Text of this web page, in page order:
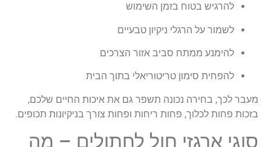
להרגיש בטוח בזמן השימוש
לשמור על הרגלי ניקיון טבעיים
להימנע ממתח סביב אזור הצרכים
להפחית סימון טריטוריאלי בתוך הבית
מעבר לכך, בחירה נכונה תשפר גם את איכות החיים שלכם,
בזכות פחות לכלוך, פחות ריחות ופחות צורך בניקיונות תכופים.
סוגי ארגזי חול לחתולים – מה